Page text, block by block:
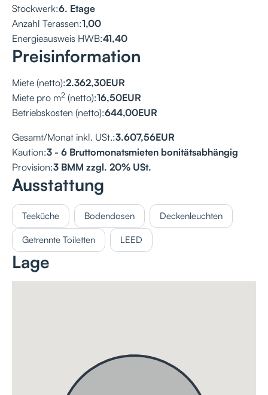
Stockwerk:6. Etage
Anzahl Terassen:1,00
Energieausweis HWB:41,40
Preisinformation
Miete (netto):2.362,30EUR
Miete pro m2 (netto):16,50EUR
Betriebskosten (netto):644,00EUR
Gesamt/Monat inkl. USt.:3.607,56EUR
Kaution:3 - 6 Bruttomonatsmieten bonitätsabhängig
Provision:3 BMM zzgl. 20% USt.
Ausstattung
Teeküche Bodendosen Deckenleuchten
Getrennte Toiletten LEED
Lage